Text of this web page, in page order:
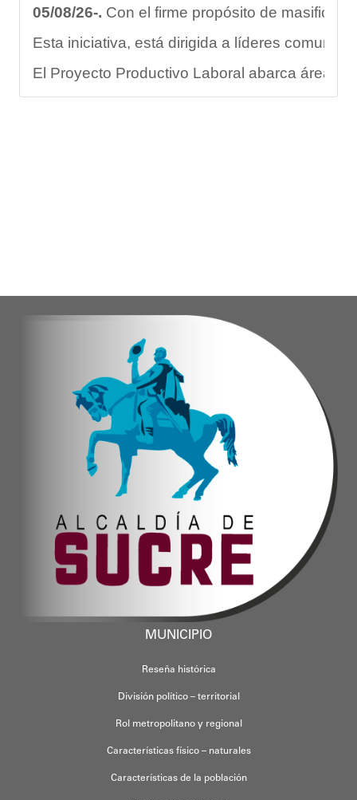
05/08/26-. Con el firme propósito de masificar
Esta iniciativa, está dirigida a líderes
El Proyecto Productivo Laboral abarca áreas
Este programa no solo abarca el rendimiento
MUNICIPIO
Reseña histórica
División político – territorial
Rol metropolitano y regional
Características físico – naturales
Características de la población